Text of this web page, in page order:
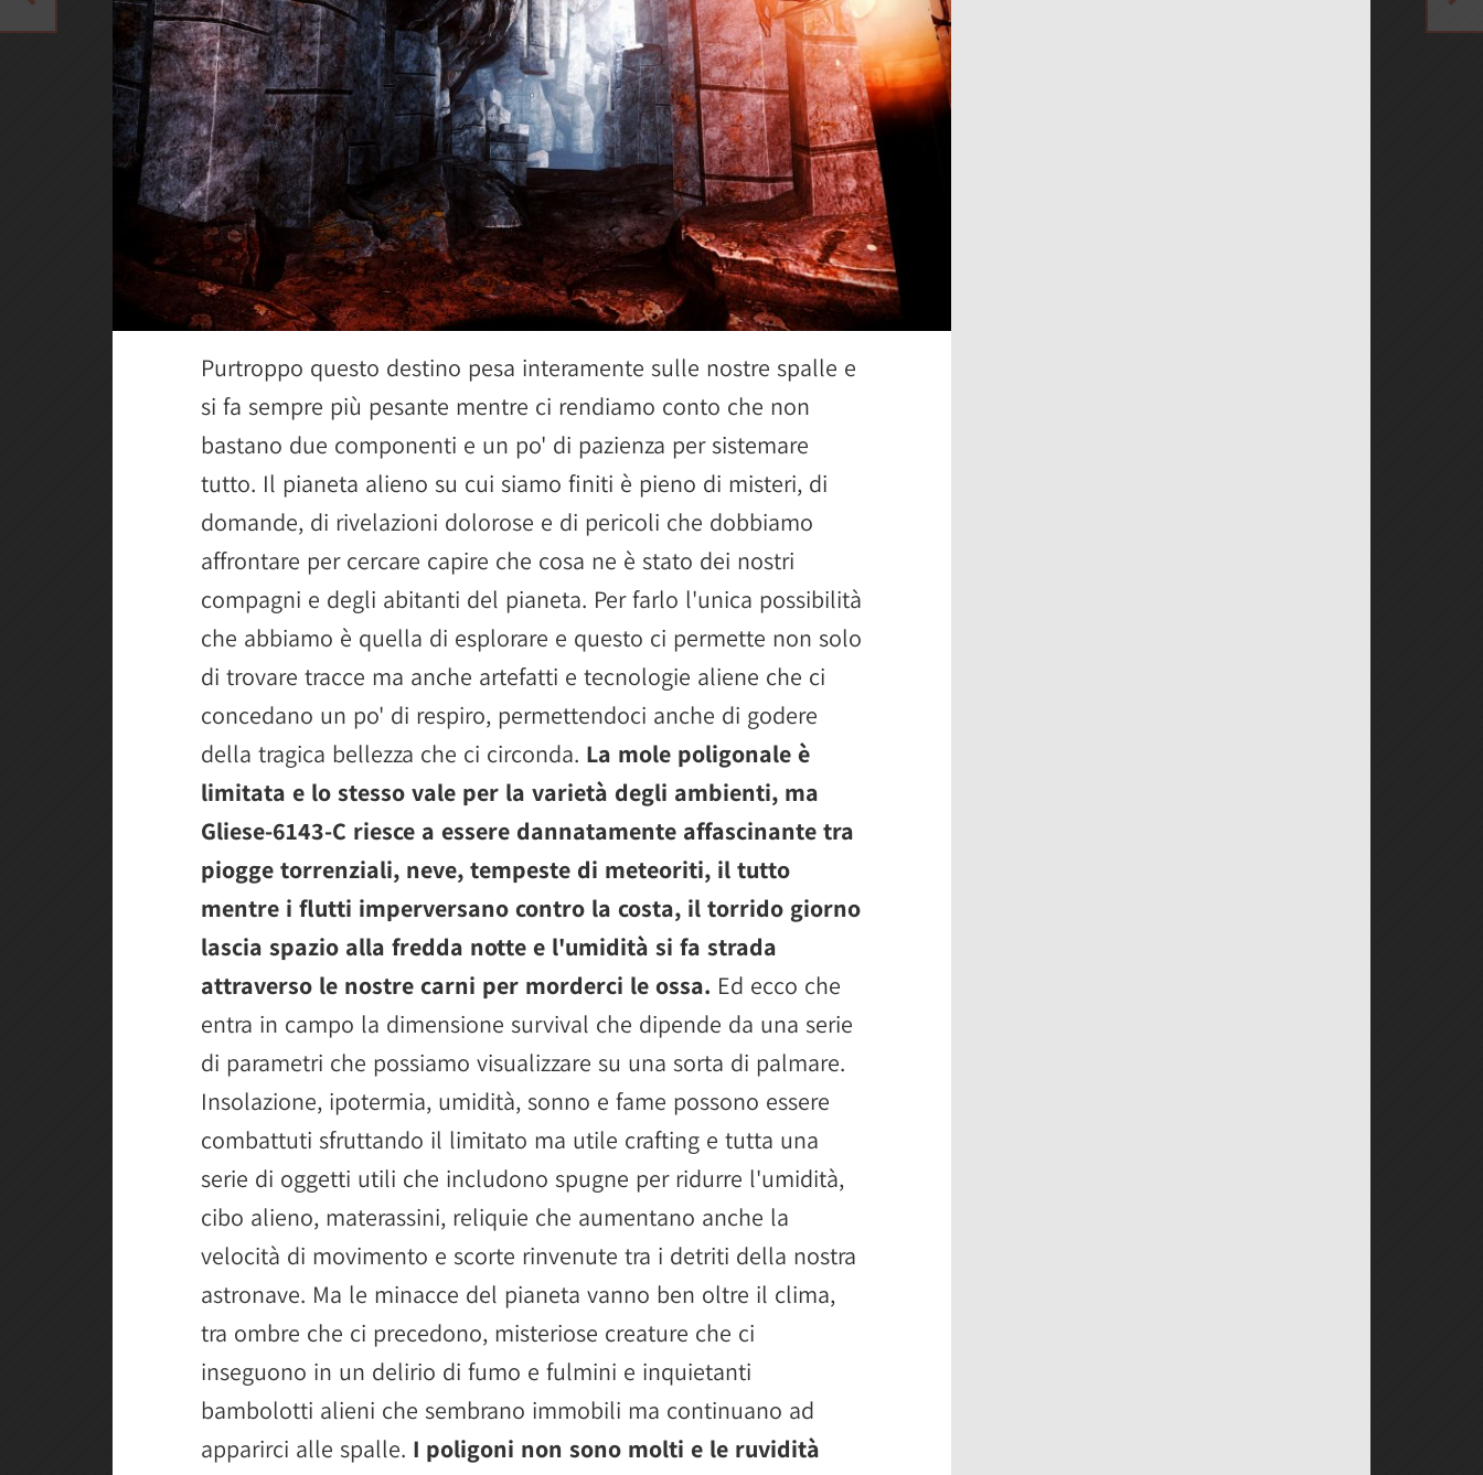
Purtroppo questo destino pesa interamente sulle nostre spalle e
si fa sempre più pesante mentre ci rendiamo conto che non
bastano due componenti e un po' di pazienza per sistemare
tutto. Il pianeta alieno su cui siamo finiti è pieno di misteri, di
domande, di rivelazioni dolorose e di pericoli che dobbiamo
affrontare per cercare capire che cosa ne è stato dei nostri
compagni e degli abitanti del pianeta. Per farlo l'unica possibilità
che abbiamo è quella di esplorare e questo ci permette non solo
di trovare tracce ma anche artefatti e tecnologie aliene che ci
concedano un po' di respiro, permettendoci anche di godere
della tragica bellezza che ci circonda. La mole poligonale è
limitata e lo stesso vale per la varietà degli ambienti, ma
Gliese-6143-C riesce a essere dannatamente affascinante tra
piogge torrenziali, neve, tempeste di meteoriti, il tutto
mentre i flutti imperversano contro la costa, il torrido giorno
lascia spazio alla fredda notte e l'umidità si fa strada
attraverso le nostre carni per morderci le ossa. Ed ecco che
entra in campo la dimensione survival che dipende da una serie
di parametri che possiamo visualizzare su una sorta di palmare.
Insolazione, ipotermia, umidità, sonno e fame possono essere
combattuti sfruttando il limitato ma utile crafting e tutta una
serie di oggetti utili che includono spugne per ridurre l'umidità,
cibo alieno, materassini, reliquie che aumentano anche la
velocità di movimento e scorte rinvenute tra i detriti della nostra
astronave. Ma le minacce del pianeta vanno ben oltre il clima,
tra ombre che ci precedono, misteriose creature che ci
inseguono in un delirio di fumo e fulmini e inquietanti
bambolotti alieni che sembrano immobili ma continuano ad
apparirci alle spalle. I poligoni non sono molti e le ruvidità